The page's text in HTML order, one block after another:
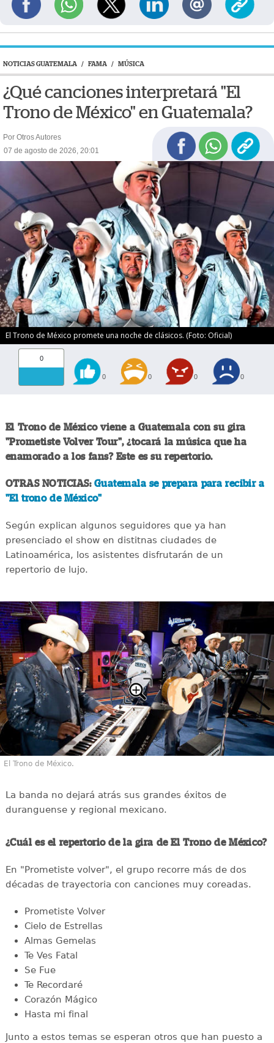
NOTICIAS GUATEMALA / FAMA / MÚSICA
¿Qué canciones interpretará "El
Trono de México" en Guatemala?
Por Otros Autores
07 de agosto de 2026, 20:01
El Trono de México promete una noche de clásicos. (Foto: Oficial)
0
0 0 0 0
El Trono de México viene a Guatemala con su gira
"Prometiste Volver Tour", ¿tocará la música que ha
enamorado a los fans? Este es su repertorio.
OTRAS NOTICIAS:Guatemala se prepara para recibir a
"El trono de México"
Según explican algunos seguidores que ya han
presenciado el show en distitnas ciudades de
Latinoamérica, los asistentes disfrutarán de un
repertorio de lujo.
El Trono de México.
La banda no dejará atrás sus grandes éxitos de
duranguense y regional mexicano.
¿Cuál es el repertorio de la gira de El Trono de México?
En "Prometiste volver", el grupo recorre más de dos
décadas de trayectoria con canciones muy coreadas.
Prometiste Volver
Cielo de Estrellas
Almas Gemelas
Te Ves Fatal
Se Fue
Te Recordaré
Corazón Mágico
Hasta mi final
Junto a estos temas se esperan otros que han puesto a